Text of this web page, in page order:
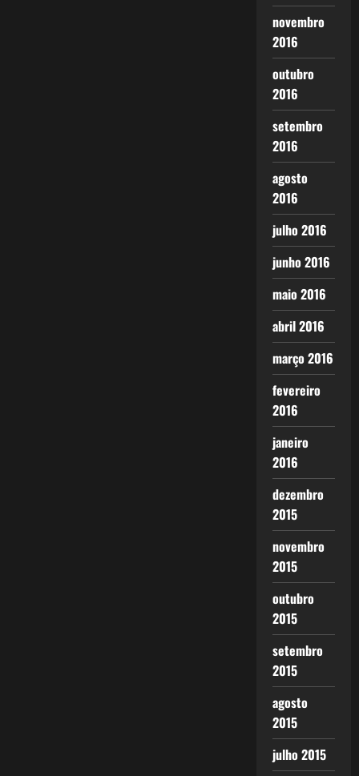
novembro
2016
outubro
2016
setembro
2016
agosto
2016
julho 2016
junho 2016
maio 2016
abril 2016
março 2016
fevereiro
2016
janeiro
2016
dezembro
2015
novembro
2015
outubro
2015
setembro
2015
agosto
2015
julho 2015